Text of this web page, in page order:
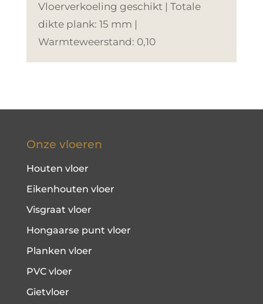
Vloerverkoeling geschikt | Totale
dikte plank: 15 mm |
Warmteweerstand: 0,10
Onze vloeren
Houten vloer
Eikenhouten vloer
Visgraat vloer
Hongaarse punt vloer
Planken vloer
PVC vloer
Gietvloer